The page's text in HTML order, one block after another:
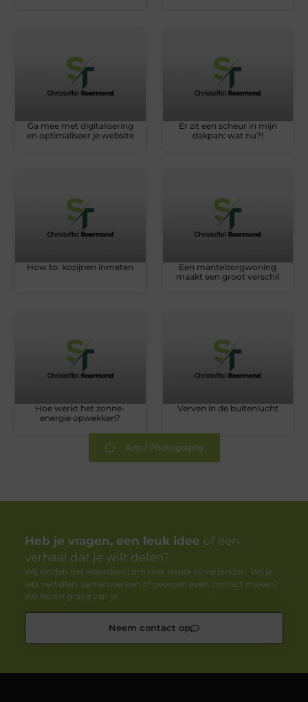
Ga mee met digitalisering
en optimaliseer je website
Er zit een scheur in mijn
dakpan: wat nu?!
How to: kozijnen inmeten
Een mantelzorgwoning
maakt een groot verschil
Hoe werkt het zonne-
energie opwekken?
Verven in de buitenlucht
Arts / Photography
Heb je vragen, een leuk idee of een
verhaal dat je wilt delen?
Wij vinden het waardevol om met elkaar te verbinden. Wil je
iets vertellen, samenwerken of gewoon even contact maken?
We horen graag van je!
Neem contact op